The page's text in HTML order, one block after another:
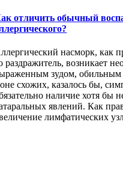
отличить обычный
насморк, как
раздражитель, возникает
зудом, обильным
схожих, казалось бы,
наличие хотя бы
явлений. Как
лимфатических